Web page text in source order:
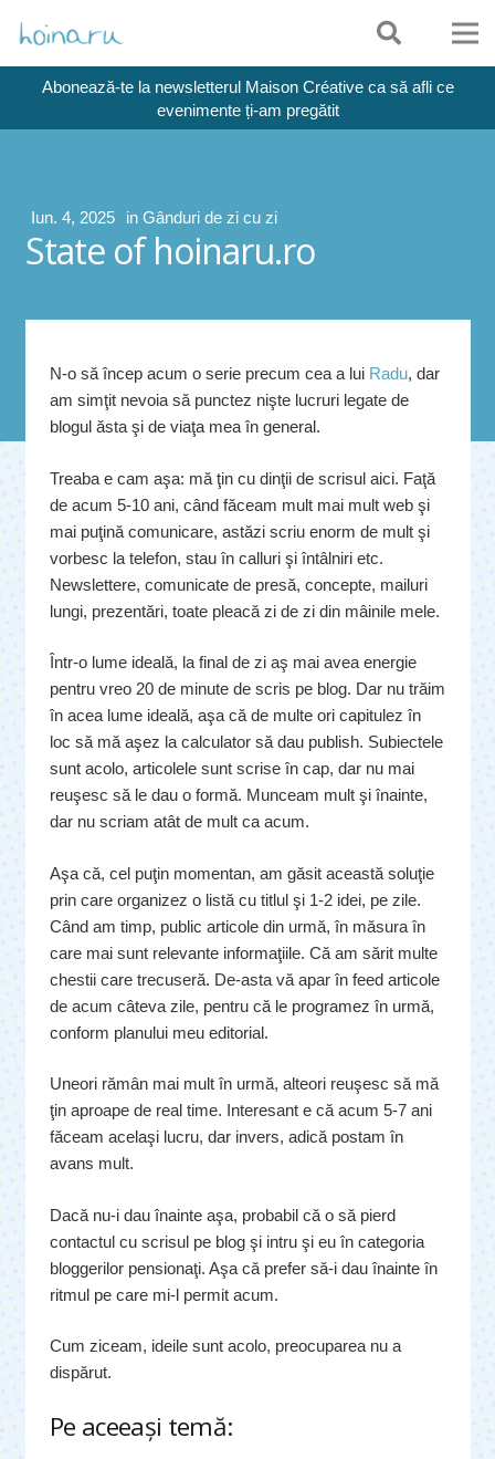
Abonează-te la newsletterul Maison Créative ca să afli ce
evenimente ți-am pregătit
Iun. 4, 2025 in Gânduri de zi cu zi
State of hoinaru.ro
N-o să încep acum o serie precum cea a lui Radu, dar
am simţit nevoia să punctez nişte lucruri legate de
blogul ăsta şi de viaţa mea în general.
Treaba e cam aşa: mă ţin cu dinţii de scrisul aici. Faţă
de acum 5-10 ani, când făceam mult mai mult web şi
mai puţină comunicare, astăzi scriu enorm de mult şi
vorbesc la telefon, stau în calluri şi întâlniri etc.
Newslettere, comunicate de presă, concepte, mailuri
lungi, prezentări, toate pleacă zi de zi din mâinile mele.
Într-o lume ideală, la final de zi aş mai avea energie
pentru vreo 20 de minute de scris pe blog. Dar nu trăim
în acea lume ideală, aşa că de multe ori capitulez în
loc să mă aşez la calculator să dau publish. Subiectele
sunt acolo, articolele sunt scrise în cap, dar nu mai
reuşesc să le dau o formă. Munceam mult şi înainte,
dar nu scriam atât de mult ca acum.
Aşa că, cel puţin momentan, am găsit această soluţie
prin care organizez o listă cu titlul şi 1-2 idei, pe zile.
Când am timp, public articole din urmă, în măsura în
care mai sunt relevante informaţiile. Că am sărit multe
chestii care trecuseră. De-asta vă apar în feed articole
de acum câteva zile, pentru că le programez în urmă,
conform planului meu editorial.
Uneori rămân mai mult în urmă, alteori reuşesc să mă
ţin aproape de real time. Interesant e că acum 5-7 ani
făceam acelaşi lucru, dar invers, adică postam în
avans mult.
Dacă nu-i dau înainte aşa, probabil că o să pierd
contactul cu scrisul pe blog şi intru şi eu în categoria
bloggerilor pensionaţi. Aşa că prefer să-i dau înainte în
ritmul pe care mi-l permit acum.
Cum ziceam, ideile sunt acolo, preocuparea nu a
dispărut.
Pe aceeaşi temă: